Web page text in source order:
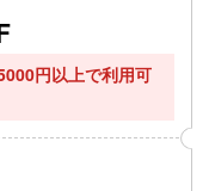
5000円以上で利用可